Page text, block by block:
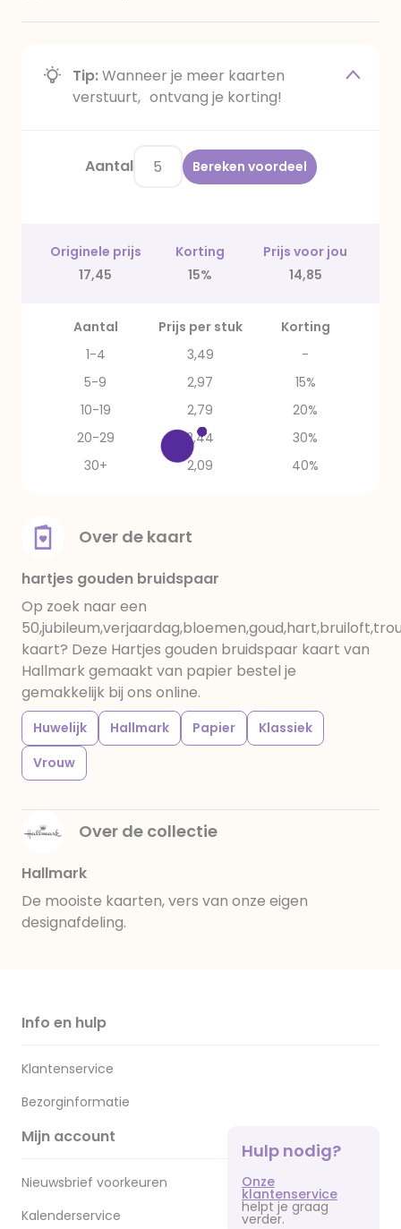
Tip:Wanneer je meer kaarten
verstuurt, ontvang je korting!
Aantal Bereken voordeel
Originele prijs Korting
Prijs voor jou
17,45
15% 14,85
Aantal Prijs per stuk
Korting
1-4
3,49
-
5-9
2,97
15%
10-19
2,79
20%
20-29
2,44
30%
30+
2,09 40%
Over de kaart
hartjes gouden bruidspaar
Op zoek naar een
kaart? Deze Hartjes gouden bruidspaar kaart van
Hallmark gemaakt van papier bestel je
gemakkelijk bij ons online.
Huwelijk Hallmark Papier
Klassiek
Vrouw
Over de collectie
Hallmark
De mooiste kaarten, vers van onze eigen
designafdeling.
Info en hulp
Klantenservice
Bezorginformatie
Mijn account
Nieuwsbrief voorkeuren
Kalenderservice
Hulp nodig?
Onze
klantenservice
helpt je graag
verder.